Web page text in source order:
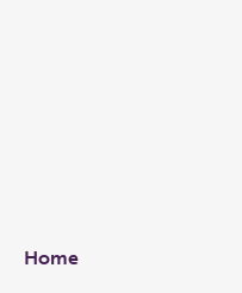
Links
Home